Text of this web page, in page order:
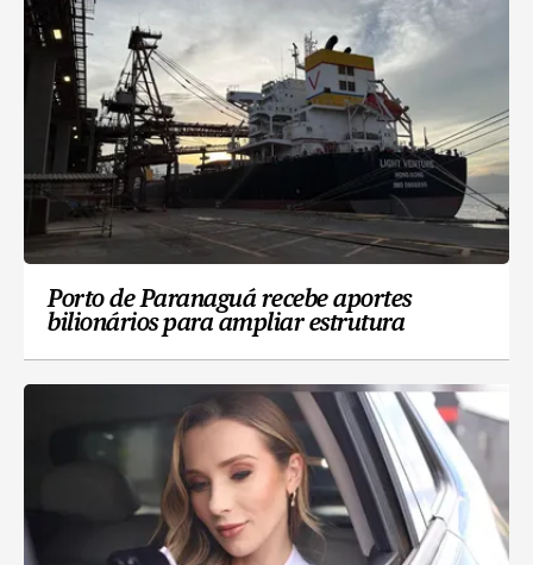
Porto de Paranaguá recebe aportes
bilionários para ampliar estrutura